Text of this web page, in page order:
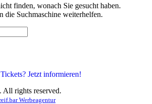
finden, wonach Sie gesucht haben.
die Suchmaschine weiterhelfen.
Jetzt informieren!
rights reserved.
Werbeagentur